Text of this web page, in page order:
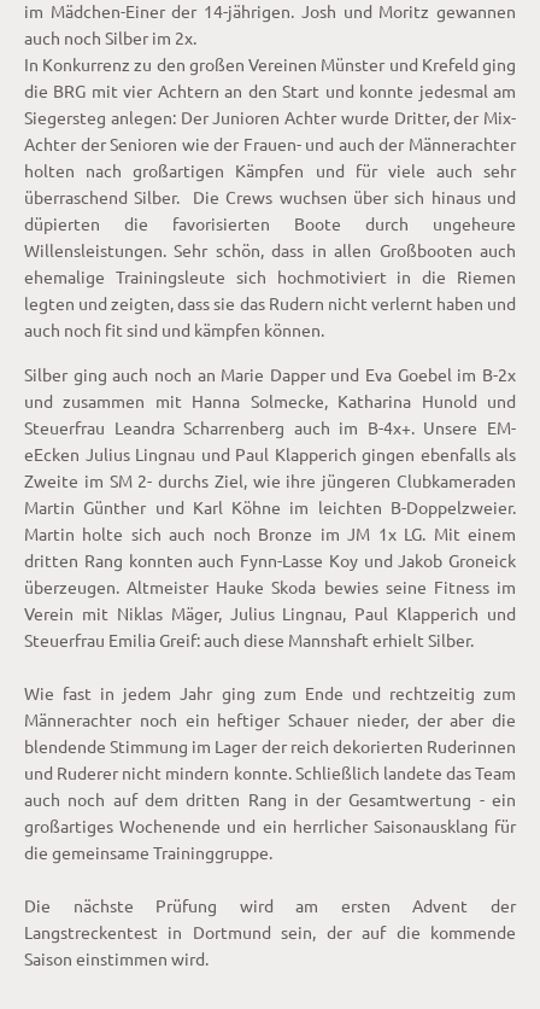
im Mädchen-Einer der 14-jährigen. Josh und Moritz gewannen
auch noch Silber im 2x.
In Konkurrenz zu den großen Vereinen Münster und Krefeld ging
die BRG mit vier Achtern an den Start und konnte jedesmal am
Siegersteg anlegen: Der Junioren Achter wurde Dritter, der Mix-
Achter der Senioren wie der Frauen- und auch der Männerachter
holten nach großartigen Kämpfen und für viele auch sehr
überraschend Silber. Die Crews wuchsen über sich hinaus und
düpierten die favorisierten Boote durch ungeheure
Willensleistungen. Sehr schön, dass in allen Großbooten auch
ehemalige Trainingsleute sich hochmotiviert in die Riemen
legten und zeigten, dass sie das Rudern nicht verlernt haben und
auch noch fit sind und kämpfen können.
Silber ging auch noch an Marie Dapper und Eva Goebel im B-2x
und zusammen mit Hanna Solmecke, Katharina Hunold und
Steuerfrau Leandra Scharrenberg auch im B-4x+. Unsere EM-
eEcken Julius Lingnau und Paul Klapperich gingen ebenfalls als
Zweite im SM 2- durchs Ziel, wie ihre jüngeren Clubkameraden
Martin Günther und Karl Köhne im leichten B-Doppelzweier.
Martin holte sich auch noch Bronze im JM 1x LG. Mit einem
dritten Rang konnten auch Fynn-Lasse Koy und Jakob Groneick
überzeugen. Altmeister Hauke Skoda bewies seine Fitness im
Verein mit Niklas Mäger, Julius Lingnau, Paul Klapperich und
Steuerfrau Emilia Greif: auch diese Mannshaft erhielt Silber.
Wie fast in jedem Jahr ging zum Ende und rechtzeitig zum
Männerachter noch ein heftiger Schauer nieder, der aber die
blendende Stimmung im Lager der reich dekorierten Ruderinnen
und Ruderer nicht mindern konnte. Schließlich landete das Team
auch noch auf dem dritten Rang in der Gesamtwertung - ein
großartiges Wochenende und ein herrlicher Saisonausklang für
die gemeinsame Traininggruppe.
Die nächste Prüfung wird am ersten Advent der
Langstreckentest in Dortmund sein, der auf die kommende
Saison einstimmen wird.